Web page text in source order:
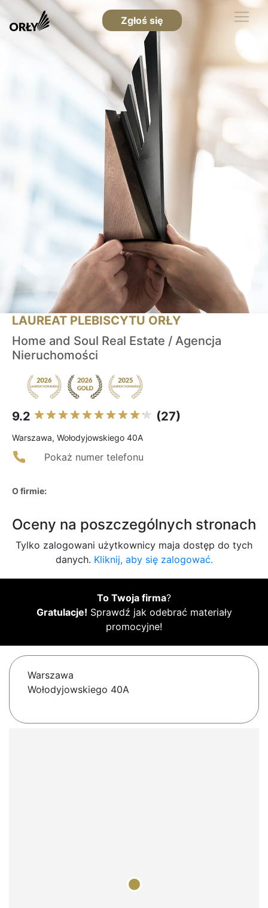
Zgłoś się
LAUREAT PLEBISCYTU ORŁY
Home and Soul Real Estate / Agencja
Nieruchomości
9.2 (27)
Warszawa, Wołodyjowskiego 40A
Pokaż numer telefonu
O firmie:
Oceny na poszczególnych stronach
Tylko zalogowani użytkownicy maja dostęp do tych
danych. Kliknij, aby się zalogować.
To Twoja firma?
Gratulacje! Sprawdź jak odebrać materiały
promocyjne!
Warszawa
Wołodyjowskiego 40A